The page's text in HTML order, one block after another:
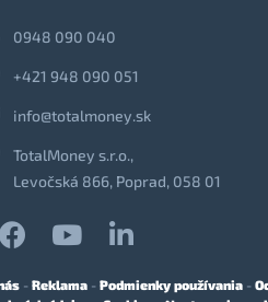
0948 090 040
+421 948 090 051
info@totalmoney.sk
TotalMoney s.r.o.,
Levočská 866, Poprad, 058 01
- Reklama - Podmienky používania -